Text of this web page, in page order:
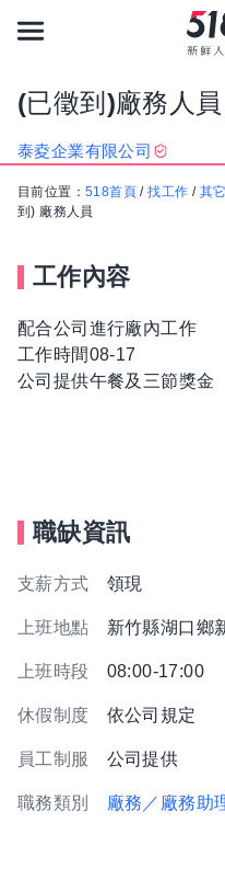
(已徵到)廠務人員
泰夌企業有限公司
目前位置： 518首頁 /找工作 / 其
到) 廠務人員
工作內容
配合公司進行廠內工作
工作時間08-17
公司提供午餐及三節獎金
職缺資訊
支薪方式 領現
上班地點 新竹縣湖口鄉
上班時段 08:00-17:00
休假制度 依公司規定
員工制服 公司提供
職務類別 廠務／廠務助